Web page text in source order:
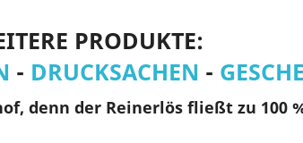
PRODUKTE:
- DRUCKSACHEN -
denn der Reinerlös fließt zu 100